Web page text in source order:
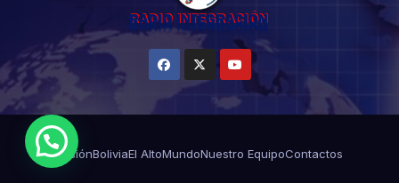
MisiónBoliviaEl AltoMundoNuestro EquipoContactos